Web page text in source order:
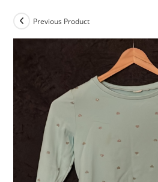
Previous Product